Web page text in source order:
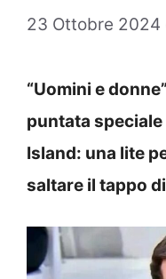
23 Ottobre 2024
“Uomini e
puntata
Island: una lite
saltare il tappo